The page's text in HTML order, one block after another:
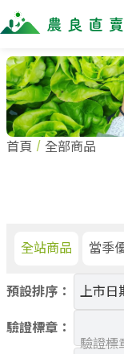
全部商品
全部商品
當季優質水果專區
新鮮蔬菜
麵食、米粉
油、醬油
調味、醬料
最新消息
小農
美味食譜
關於我們
加入我們
訂單查詢
首頁 全部商品
全站商品 當季
預設排序：
驗證標章：
驗證標